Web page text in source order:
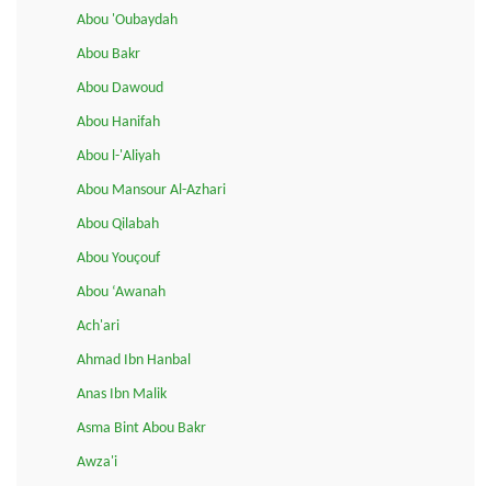
Abou 'Oubaydah
Abou Bakr
Abou Dawoud
Abou Hanifah
Abou l-'Aliyah
Abou Mansour Al-Azhari
Abou Qilabah
Abou Youçouf
Abou ‘Awanah
Ach'ari
Ahmad Ibn Hanbal
Anas Ibn Malik
Asma Bint Abou Bakr
Awza'i